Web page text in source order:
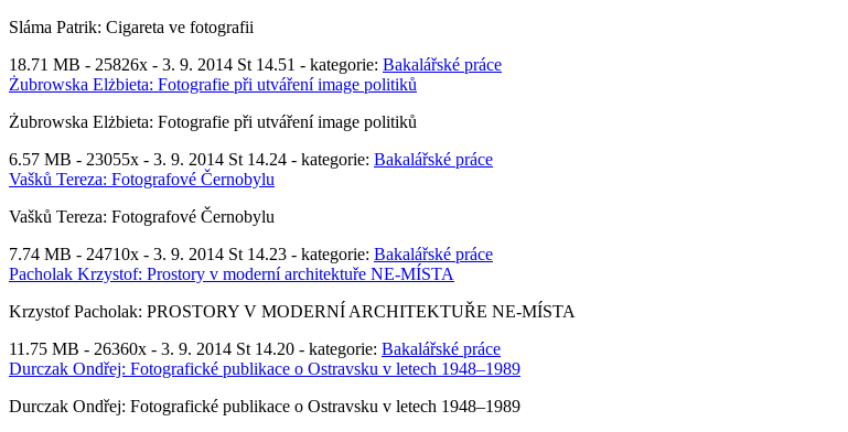
Sláma Patrik: Cigareta ve fotografii
18.71 MB - 25826x - 3. 9. 2014 St 14.51 - kategorie: Bakalářské práce
Żubrowska Elżbieta: Fotografie při utváření image politiků
Żubrowska Elżbieta: Fotografie při utváření image politiků
6.57 MB - 23055x - 3. 9. 2014 St 14.24 - kategorie: Bakalářské práce
Vašků Tereza: Fotografové Černobylu
Vašků Tereza: Fotografové Černobylu
7.74 MB - 24710x - 3. 9. 2014 St 14.23 - kategorie: Bakalářské práce
Pacholak Krzystof: Prostory v moderní architektuře NE-MÍSTA
Krzystof Pacholak: PROSTORY V MODERNÍ ARCHITEKTUŘE NE-MÍSTA
11.75 MB - 26360x - 3. 9. 2014 St 14.20 - kategorie: Bakalářské práce
Durczak Ondřej: Fotografické publikace o Ostravsku v letech 1948–1989
Durczak Ondřej: Fotografické publikace o Ostravsku v letech 1948–1989